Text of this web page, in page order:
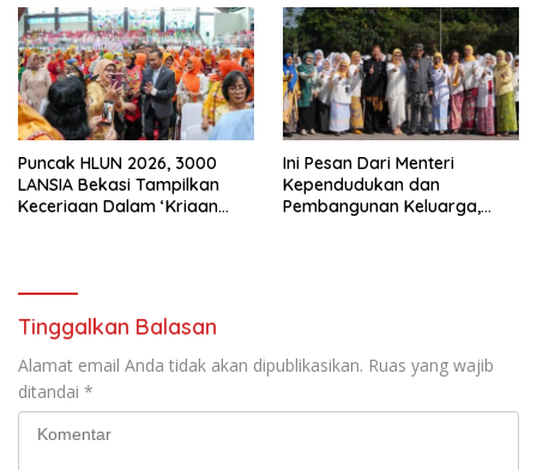
Puncak HLUN 2026, 3000
LANSIA Bekasi Tampilkan
Keceriaan Dalam ‘Kriaan
Ini Pesan Dari Menteri
Kependudukan dan
Pembangunan Keluarga,
Tinggalkan Balasan
Alamat email Anda tidak akan dipublikasikan. Ruas yang wajib
ditandai *